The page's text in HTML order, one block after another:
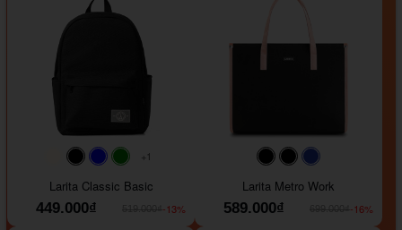
#faf0e6
#000000#0000FF#008000
+1
Larita Classic Basic
449.000₫
-13%
#000000#000000
Larita Metro Work
589.000₫
-16%